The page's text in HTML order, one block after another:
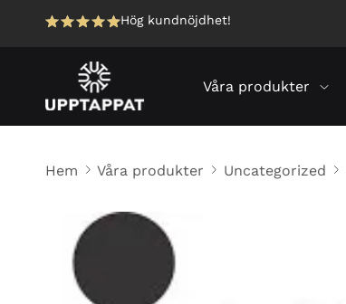
Hög kundnöjdhet!
Våra produkter
Hem Våra produkter Uncategorized